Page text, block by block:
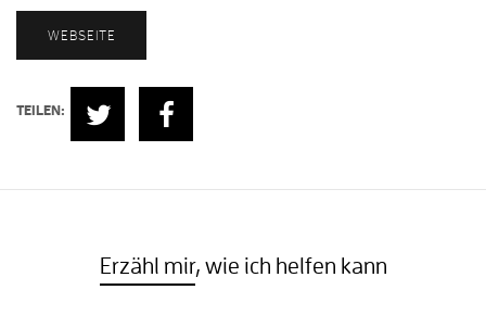
WEBSEITE
TEILEN:
Erzähl mir, wie ich helfen kann